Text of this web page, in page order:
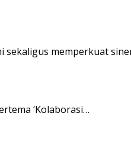
sekaligus memperkuat
‘Kolaborasi…